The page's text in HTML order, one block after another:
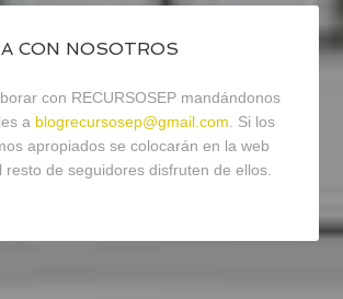
CON NOSOTROS
con RECURSOSEP mandándonos
a blogrecursosep@gmail.com. Si los
apropiados se colocarán en la web
resto de seguidores disfruten de ellos.